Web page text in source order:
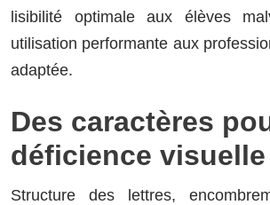
lisibilité optimale aux élèves
utilisation performante aux
adaptée.
Des caractères
déficience visuelle
Structure des lettres,